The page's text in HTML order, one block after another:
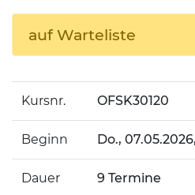
auf Warteliste
Kursnr. OFSK30120
Beginn Do.,
Dauer 9 Termine